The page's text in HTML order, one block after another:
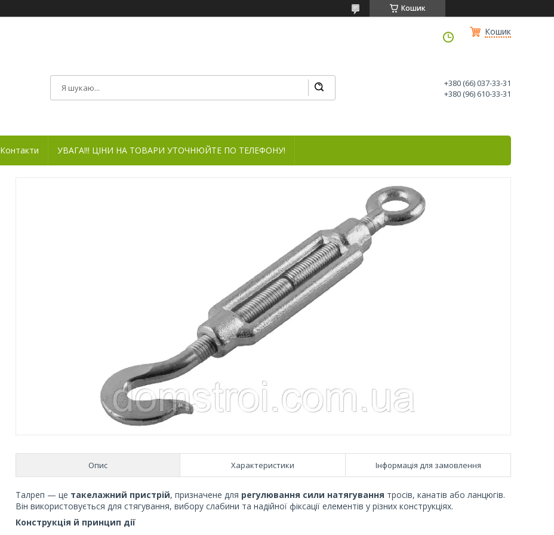
Кошик
Кошик
+380 (66) 037-33-31
+380 (96) 610-33-31
Контакти УВАГА!!! ЦІНИ НА ТОВАРИ УТОЧНЮЙТЕ ПО ТЕЛЕФОНУ!
Опис Характеристики Інформація для замовлення
Талреп — це такелажний пристрій, призначене для регулювання сили натягування тросів, канатів або ланцюгів.
Він використовується для стягування, вибору слабини та надійної фіксації елементів у різних конструкціях.
Конструкція й принцип дії